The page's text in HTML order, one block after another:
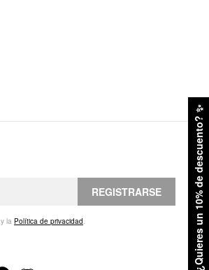
¿Quieres un 10% de descuento?
✨
REGISTRARSE
y la Política de privacidad.